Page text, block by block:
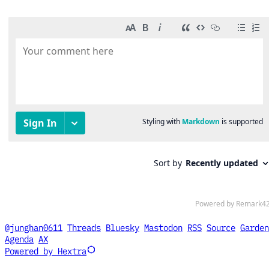
@junghan0611 Threads Bluesky Mastodon RSS Source Garden
Agenda AX
Powered by Hextra